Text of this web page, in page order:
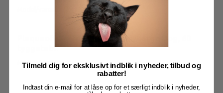
VM953037
Plaqueoff Softchews Medium/Large Dog, 60
tyggetabl.
Mere information
Tilmeld dig for eksklusivt indblik i nyheder, tilbud og
rabatter!
Indtast din e-mail for at låse op for et særligt indblik i nyheder,